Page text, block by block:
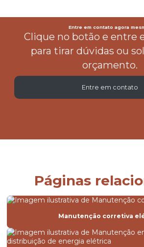
Entre em contato agora
Clique no botão e entre
para tirar dúvidas ou
orçamento.
Entre em contato
Páginas
Manutenção corretiva